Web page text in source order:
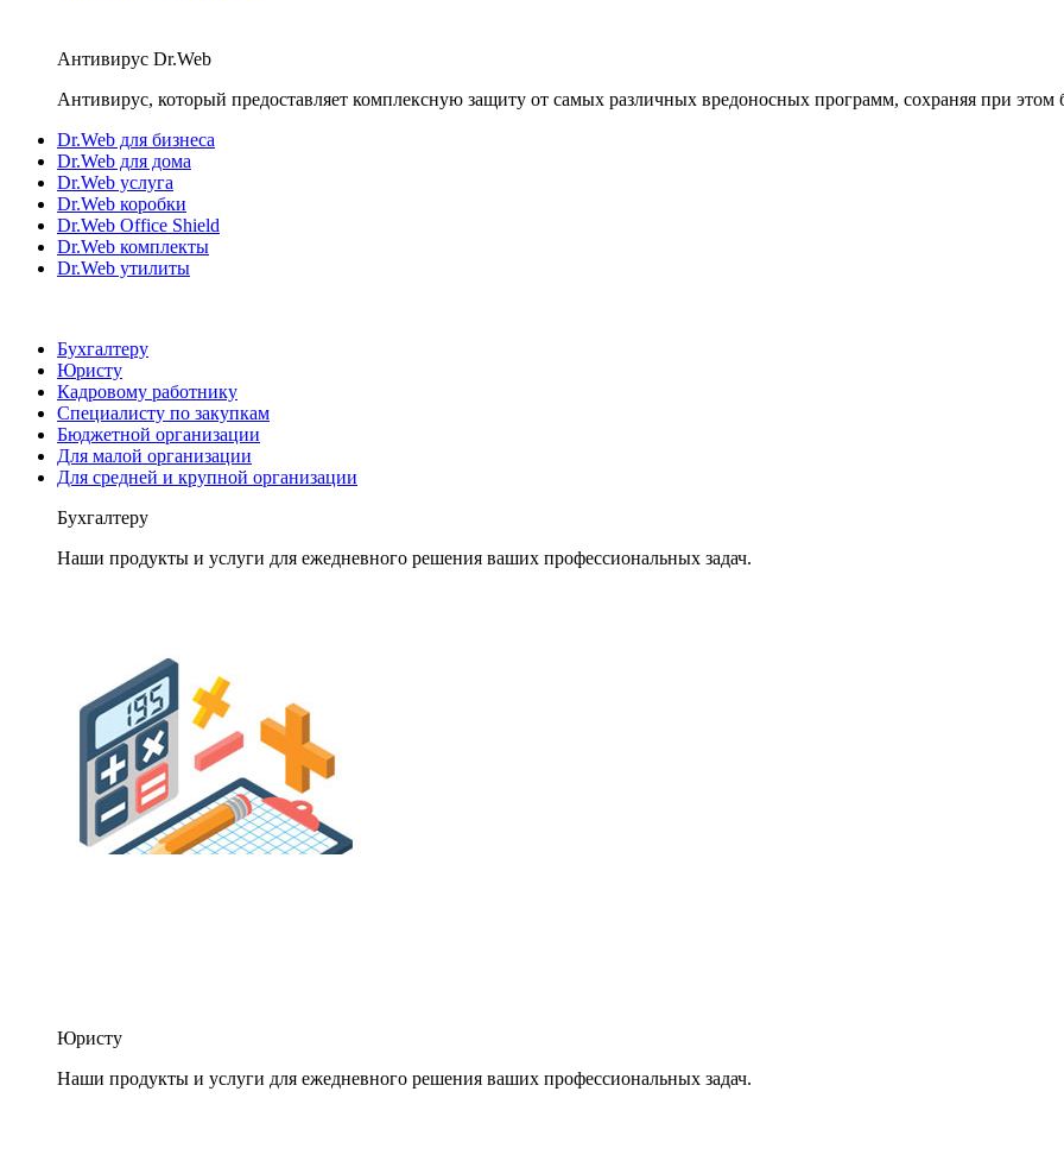
Антивирус Dr.Web
Антивирус, который предоставляет комплексную защиту от самых различных вредоносных программ, сохраняя при этом
Dr.Web для бизнеса
Dr.Web для дома
Dr.Web услуга
Dr.Web коробки
Dr.Web Office Shield
Dr.Web комплекты
Dr.Web утилиты
Бухгалтеру
Юристу
Кадровому работнику
Специалисту по закупкам
Бюджетной организации
Для малой организации
Для средней и крупной организации
Бухгалтеру
Наши продукты и услуги для ежедневного решения ваших профессиональных задач.
Юристу
Наши продукты и услуги для ежедневного решения ваших профессиональных задач.